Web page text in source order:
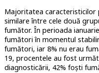
Majoritatea
similare între cele două
fumător. În perioada
fumători în momentul
fumători, iar 8% nu erau
19, procentele au fost
diagnosticării, 42% foști